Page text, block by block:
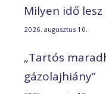
Milyen idő
2026. augusztus 10.
„Tartós
gázolajhiány”